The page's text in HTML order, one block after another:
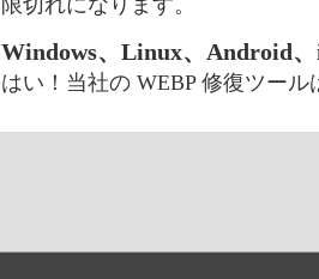
限切れになります。
Windows、Linux、Android
はい！当社の WEBP 修復ツー